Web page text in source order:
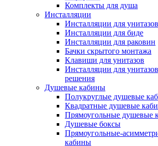
Комплекты для душа
Инсталляции
Инсталляции для унитазов
Инсталляции для биде
Инсталляции для раковин
Бачки скрытого монтажа
Клавиши для унитазов
Инсталляции для
решения
Душевые кабины
Полукруглые душевые
Квадратные душевые
Прямоугольные душевые
Душевые боксы
Прямоугольные-
кабины